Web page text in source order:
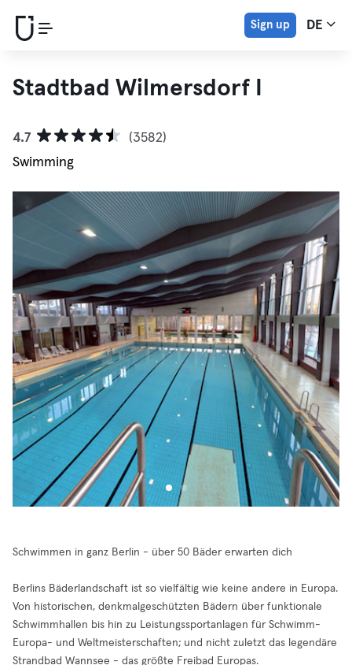
Sign up DE
Stadtbad Wilmersdorf I
4.7
(3582)
Swimming
Schwimmen in ganz Berlin - über 50 Bäder erwarten dich
Berlins Bäderlandschaft ist so vielfältig wie keine andere in Europa.
Von historischen, denkmalgeschützten Bädern über funktionale
Schwimmhallen bis hin zu Leistungssportanlagen für Schwimm-
Europa- und Weltmeisterschaften; und nicht zuletzt das legendäre
Strandbad Wannsee - das größte Freibad Europas.